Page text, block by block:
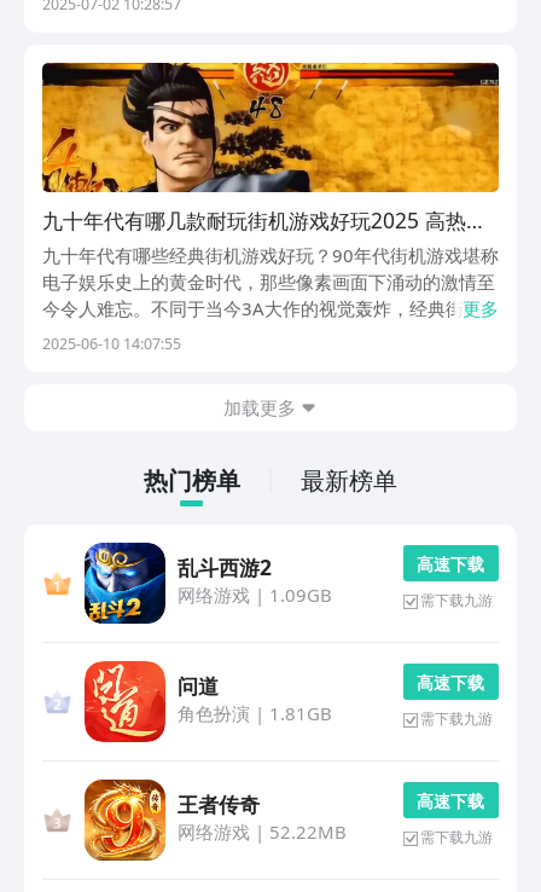
横...
九十年代有哪几款耐玩街机游戏好玩2025 高热度
的经典街机游戏推荐
九十年代有哪些经典街机游戏好玩？90年代街机游戏堪称
电子娱乐史上的黄金时代，那些像素画面下涌动的激情至
今令人难忘。不同于当今3A大作的视觉轰炸，经典街机
游戏以独特的艺术表现力和精妙的操作手感征服了一代玩
更多
2025-06-10 14:07:55
加载更多
热门榜单 最新榜单
乱斗西游2
网络游戏| 1.09GB
高 速 下 载
需下载九游
问道
角色扮演 | 1.81GB
高 速 下 载
需下载九游
王者传奇
网络游戏| 52.22MB
高 速 下 载
需下载九游